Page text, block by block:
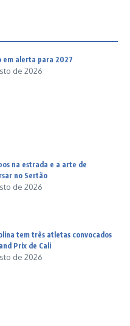
em alerta para 2027
de 2026
na estrada e a arte de
no Sertão
de 2026
tem três atletas convocados
Prix de Cali
de 2026